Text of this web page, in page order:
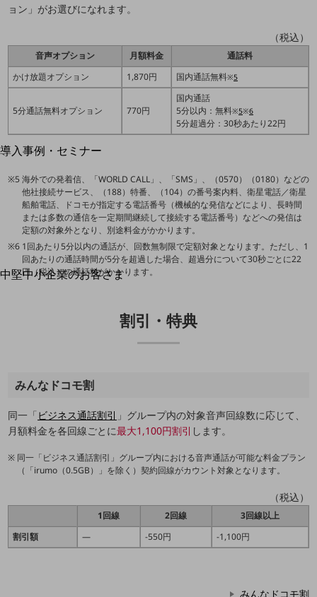
運用保守・故障紛失サポート
お手続き
別ウィンドウで開きます
サービスをご利用中のお客さま
導入事例・セミナー
最新の導入事例や注目の導入事例をご紹介します
セミナー
開催・出展する各種セミナー、イベント情報をご紹介します
中堅中小企業のお客さま
旬な話題やお役立ち資料などDXの課題を
解決するヒントをお届けする記事サイト
トレンド記事特集
中堅中小企業向け
サービス・ソリューション
課題やニーズに合ったサービスをご紹介し、
中堅中小企業のビジネスをサポート！
お悩みから見つける
モバイル・音声
ョン」がお選びになれます。
（税込）
音声オプション 月額料金
通話料
かけ放題オプション
1,870円 国内通話無料※5
5分通話無料オプション 770円
国内通話
5分以内：無料※5※6
5分超過分：30秒あたり22円
海外での発着信、「WORLD CALL」、「SMS」、（0570）（0180）などの
他社接続サービス、（188）特番、（104）の番号案内料、衛星電話／衛星
船舶電話、ドコモが指定する電話番号（機械的な発信などにより、長時間
または多数の通信を一定期間継続して接続する電話番号）などへの発信は
定額の対象外となり、別途料金がかかります。
1回あたり5分以内の通話が、回数無制限で定額対象となります。ただし、1
回あたりの通話時間が5分を超過した場合、超過分について30秒ごとに22
円（税込）の通話料がかかります。
割引・特典
みんなドコモ割
同一「ビジネス通話割引 」グループ内の対象音声回線数に応じて、
月額料金を各回線ごとに最大1,100円割引 します。
同一「ビジネス通話割引」グループ内における音声通話が可能な料金プラン
（「irumo（0.5GB）」を除く）契約回線がカウント対象となります。
（税込）
1回線 2回線
3回線以上
割引額
― -550円 -1,100円
みんなドコモ割